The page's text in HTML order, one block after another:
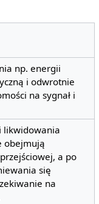
np. energii
i odwrotnie
na sygnał i
likwidowania
obejmują
a po
się
na